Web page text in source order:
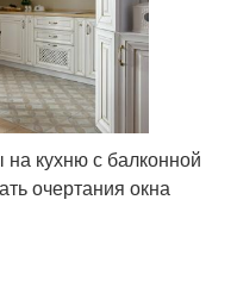
кухню с балконной
очертания окна